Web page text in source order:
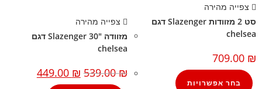
צפייה מהירה
סט 2 מזוודות Slazenger דגם
chelsea
709.00 ₪
בחר אפשרויות
צפייה מהירה
מזוודה 30″ Slazenger דגם
chelsea
539.00₪
449.00 ₪